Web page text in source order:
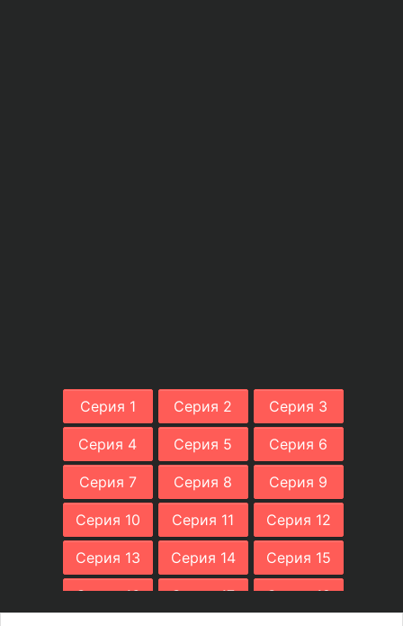
Серия 1 Серия 2 Серия 3
Серия 4 Серия 5 Серия 6
Серия 7 Серия 8 Серия 9
Серия 10 Серия 11 Серия 12
Серия 13 Серия 14 Серия 15
Серия 16 Серия 17 Серия 18